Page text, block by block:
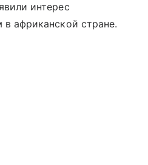
интерес
африканской стране.